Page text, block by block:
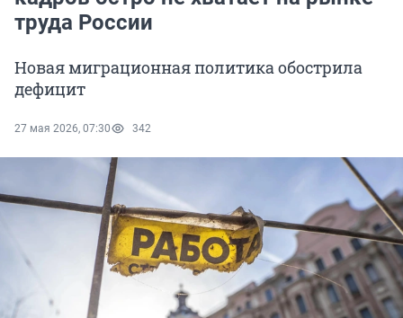
труда России
Новая миграционная политика обострила
дефицит
27 мая 2026, 07:30 342